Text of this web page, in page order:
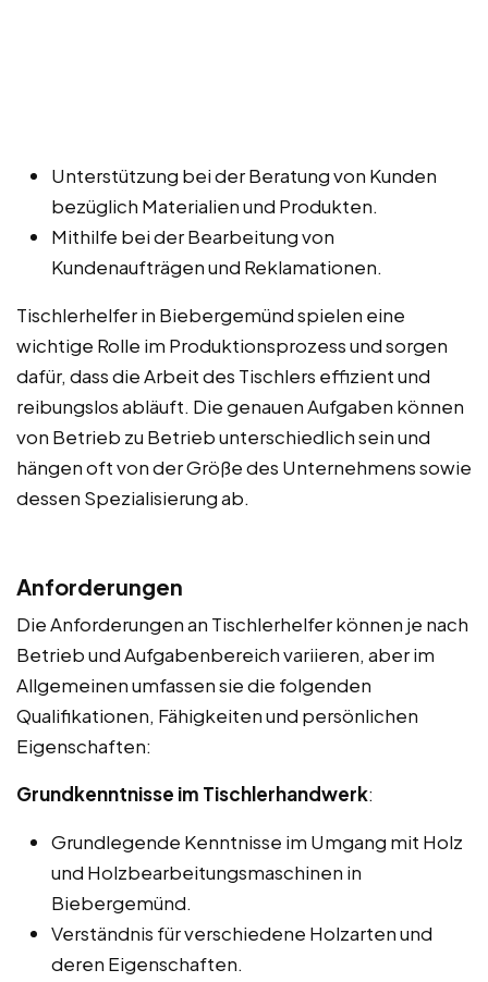
Unterstützung bei der Beratung von Kunden
bezüglich Materialien und Produkten.
Mithilfe bei der Bearbeitung von
Kundenaufträgen und Reklamationen.
Tischlerhelfer in Biebergemünd spielen eine
wichtige Rolle im Produktionsprozess und sorgen
dafür, dass die Arbeit des Tischlers effizient und
reibungslos abläuft. Die genauen Aufgaben können
von Betrieb zu Betrieb unterschiedlich sein und
hängen oft von der Größe des Unternehmens sowie
dessen Spezialisierung ab.
Anforderungen
Die Anforderungen an Tischlerhelfer können je nach
Betrieb und Aufgabenbereich variieren, aber im
Allgemeinen umfassen sie die folgenden
Qualifikationen, Fähigkeiten und persönlichen
Eigenschaften:
Grundkenntnisse im Tischlerhandwerk:
Grundlegende Kenntnisse im Umgang mit Holz
und Holzbearbeitungsmaschinen in
Biebergemünd.
Verständnis für verschiedene Holzarten und
deren Eigenschaften.